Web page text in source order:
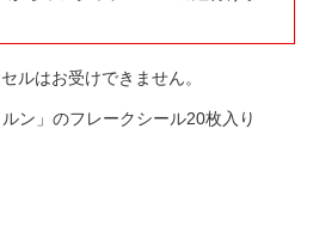
ルはお受けできません。
ン」のフレークシール20枚入り